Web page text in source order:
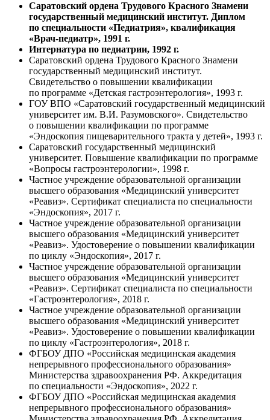
Саратовский ордена Трудового Красного Знамени
государственный медицинский институт. Диплом
по специальности «Педиатрия», квалификация
«Врач-педиатр», 1991 г.
Интернатура по педиатрии, 1992 г.
Саратовский ордена Трудового Красного Знамени
государственный медицинский институт.
Свидетельство о повышении квалификации
по программе «Детская гастроэнтерология», 1993 г.
ГОУ ВПО «Саратовский государственный медицинский
университет им. В.И. Разумовского». Свидетельство
о повышении квалификации по программе
«Эндоскопия пищеварительного тракта у детей», 1993 г.
Саратовский государственный медицинский
университет. Повышение квалификации по программе
«Вопросы гастроэнтерологии», 1998 г.
Частное учреждение образовательной организации
высшего образования «Медицинский университет
«Реавиз». Сертификат специалиста по специальности
«Эндоскопия», 2017 г.
Частное учреждение образовательной организации
высшего образования «Медицинский университет
«Реавиз». Удостоверение о повышении квалификации
по циклу «Эндоскопия», 2017 г.
Частное учреждение образовательной организации
высшего образования «Медицинский университет
«Реавиз». Сертификат специалиста по специальности
«Гастроэнтерология», 2018 г.
Частное учреждение образовательной организации
высшего образования «Медицинский университет
«Реавиз». Удостоверение о повышении квалификации
по циклу «Гастроэнтерология», 2018 г.
ФГБОУ ДПО «Российская медицинская академия
непрерывного профессионального образования»
Министерства здравоохранения РФ. Аккредитация
по специальности «Эндоскопия», 2022 г.
ФГБОУ ДПО «Российская медицинская академия
непрерывного профессионального образования»